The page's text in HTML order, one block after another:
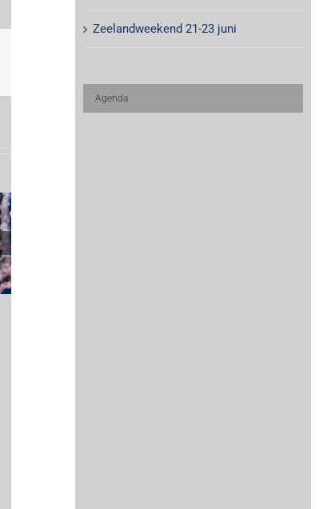
Zeelandweekend 21-23 juni
Agenda